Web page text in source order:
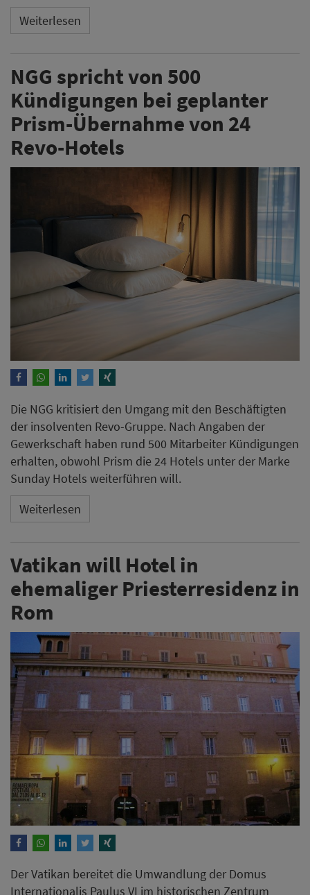
Weiterlesen
NGG spricht von 500
Kündigungen bei geplanter
Prism-Übernahme von 24
Revo-Hotels
Die NGG kritisiert den Umgang mit den Beschäftigten
der insolventen Revo-Gruppe. Nach Angaben der
Gewerkschaft haben rund 500 Mitarbeiter Kündigungen
erhalten, obwohl Prism die 24 Hotels unter der Marke
Sunday Hotels weiterführen will.
Weiterlesen
Vatikan will Hotel in
ehemaliger Priesterresidenz in
Rom
Der Vatikan bereitet die Umwandlung der Domus
Internationalis Paulus VI im historischen Zentrum